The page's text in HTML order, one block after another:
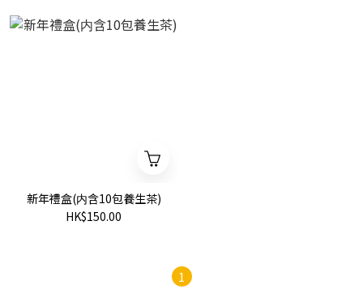
新年禮盒(内含10包養生茶)
HK$150.00
1